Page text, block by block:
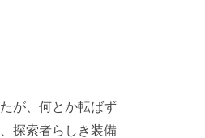
が、何とか転ばず
探索者らしき装備